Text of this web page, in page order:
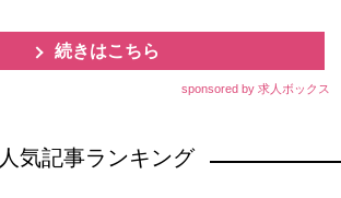
続きはこちら
sponsored by 求人ボックス
人気記事ランキング